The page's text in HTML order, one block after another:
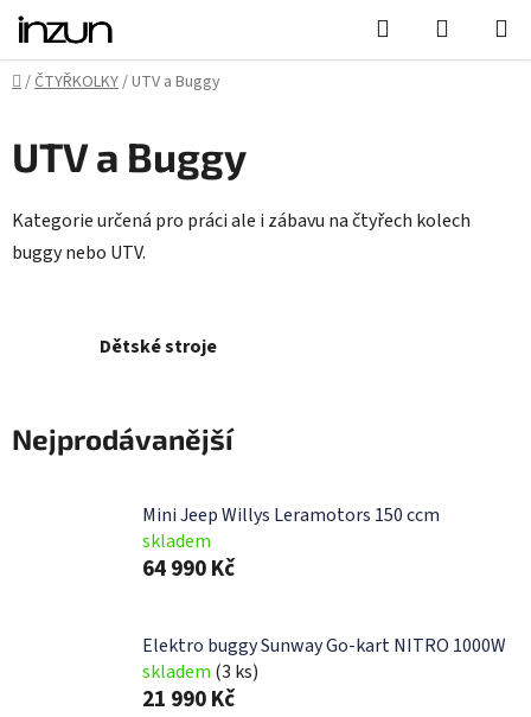
Přejít
obsah
Hledat
KOŠÍK
Domů
/ČTYŘKOLKY/UTV a Buggy
UTV a Buggy
Kategorie určená pro práci ale i zábavu na čtyřech kolech
buggy nebo UTV.
Dětské stroje
Nejprodávanější
Mini Jeep Willys Leramotors 150 ccm
skladem
64 990 Kč
Elektro buggy Sunway Go-kart NITRO 1000W
skladem (3 ks)
21 990 Kč